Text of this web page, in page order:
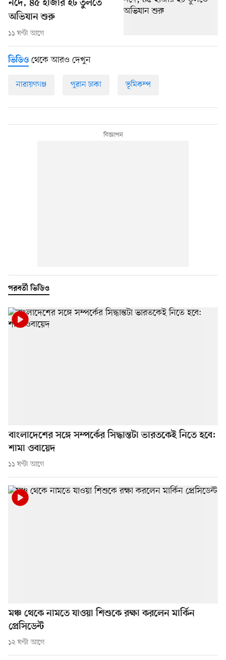
নদে, ৪৫ হাজার ইট তুলতে
অভিযান শুরু
১১ ঘণ্টা আগে
ভিডিও থেকে আরও দেখুন
নারায়ণগঞ্জ পুরান ঢাকা ভূমিকম্প
পরবর্তী ভিডিও
বাংলাদেশের সঙ্গে সম্পর্কের সিদ্ধান্তটা ভারতকেই নিতে হবে:
শামা ওবায়েদ
১১ ঘণ্টা আগে
মঞ্চ থেকে নামতে যাওয়া শিশুকে রক্ষা করলেন মার্কিন
প্রেসিডেন্ট
১২ ঘণ্টা আগে